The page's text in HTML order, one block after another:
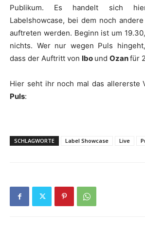
Publikum. Es handelt sich
Labelshowcase, bei dem noch
auftreten werden. Beginn ist um
nichts. Wer nur wegen Puls
dass der Auftritt von Ibo und Ozanfür
Hier seht ihr noch mal das allererste
Puls:
SCHLAGWORTE Label Showcase Live